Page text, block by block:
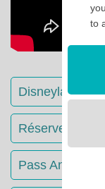
Disneyland
Réserver
Pass Annuels
to